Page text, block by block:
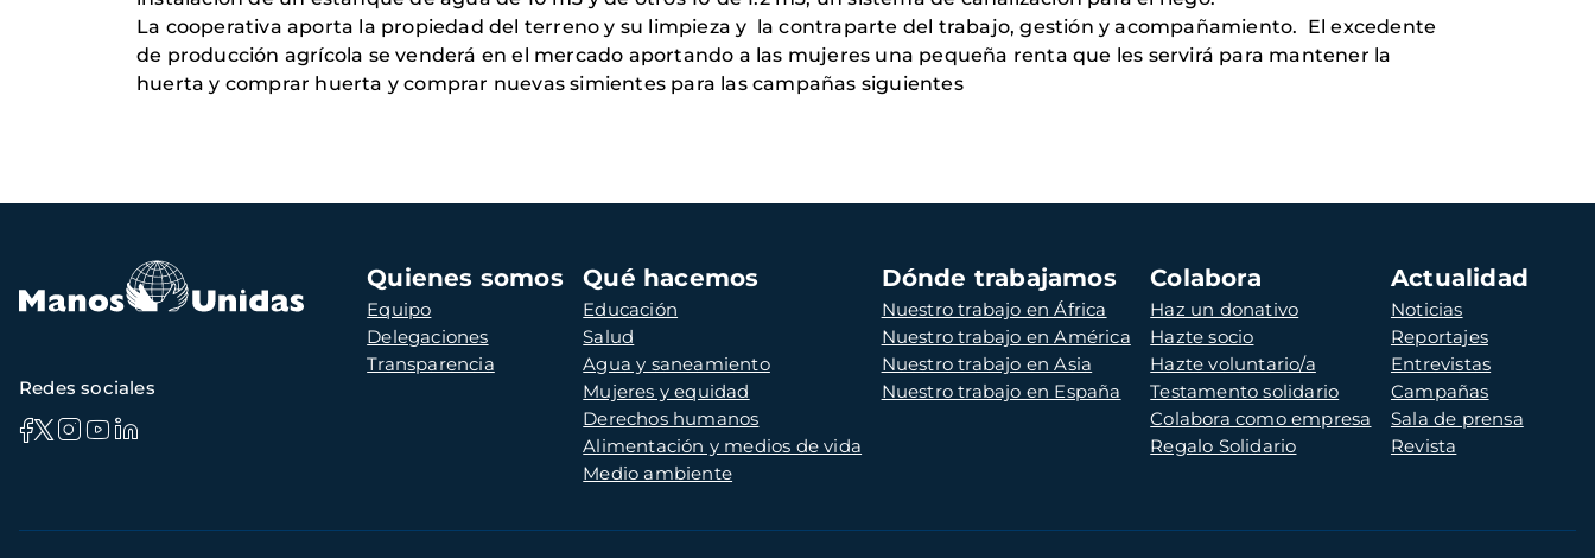
La cooperativa aporta la propiedad del terreno y su limpieza y la contraparte del trabajo, gestión y acompañamiento. El excedente
de producción agrícola se venderá en el mercado aportando a las mujeres una pequeña renta que les servirá para mantener la
huerta y comprar huerta y comprar nuevas simientes para las campañas siguientes
Navegación
principal
Quienes somos
Equipo
Delegaciones
Transparencia
Qué hacemos
Educación
Salud
Agua y saneamiento
Mujeres y equidad
Derechos humanos
Alimentación y medios de vida
Medio ambiente
Dónde trabajamos
Nuestro trabajo en África
Nuestro trabajo en América
Nuestro trabajo en Asia
Nuestro trabajo en España
Colabora
Haz un donativo
Hazte socio
Hazte voluntario/a
Testamento solidario
Colabora como empresa
Regalo Solidario
Actualidad
Noticias
Reportajes
Entrevistas
Campañas
Sala de prensa
Revista
Redes sociales